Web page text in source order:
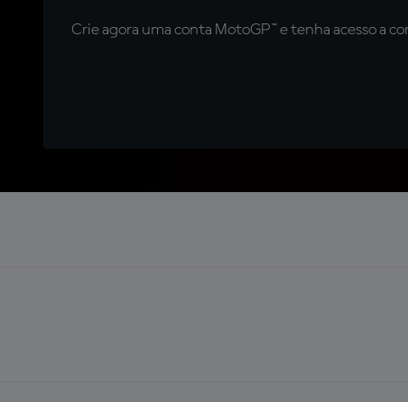
Crie agora uma conta MotoGP™ e tenha acesso a